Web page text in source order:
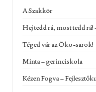
A Szakkör
Hej tedd rá, most tedd
Téged vár az Öko-sarok!
Minta – gerinciskola
Kézen Fogva –